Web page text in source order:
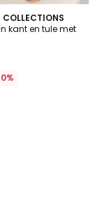
COLLECTIONS
kant en tule met